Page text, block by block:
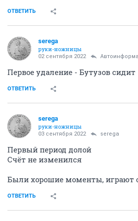
ОТВЕТИТЬ
serega
руки-ножницы
02 сентября 2022
Первое удаление - Бутузов сидит
ОТВЕТИТЬ
serega
руки-ножницы
03 сентября 2022 serega
Первый период долой
Счёт не изменился
Были хорошие моменты, играют
ОТВЕТИТЬ